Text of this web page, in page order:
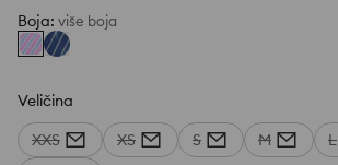
Boja: više boja
Veličina
XXS XS S M L